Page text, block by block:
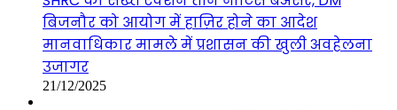
बिजनौर को आयोग में हाज़िर होने का आदेश
मानवाधिकार मामले में प्रशासन की खुली अवहेलना
उजागर
21/12/2025